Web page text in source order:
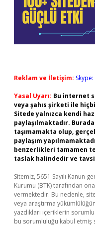
Reklam ve İletişim:
Yasal Uyarı: Bu internet
veya şahıs şirketi ile
Sitede yalnızca kendi
paylaşılmaktadır.
taşımamakta olup,
paylaşım
benzerlikleri tamamen
taslak halindedir ve
Sitemiz, 5651 Sayılı Kanun
Kurumu (BTK) tarafından
vermektedir. Bu nedenle,
veya araştırma
yazdıkları içeriklerin
bu sorumluluğu kabul etmiş